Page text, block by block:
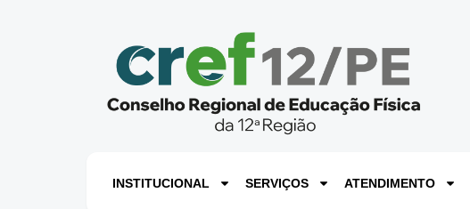
INSTITUCIONAL SERVIÇOS ATENDIMENTO